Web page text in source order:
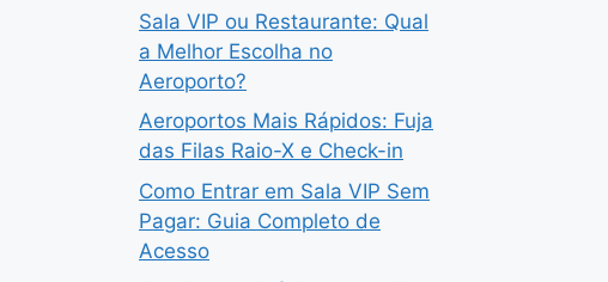
Sala VIP ou Restaurante: Qual
a Melhor Escolha no
Aeroporto?
Aeroportos Mais Rápidos: Fuja
das Filas Raio-X e Check-in
Como Entrar em Sala VIP Sem
Pagar: Guia Completo de
Acesso